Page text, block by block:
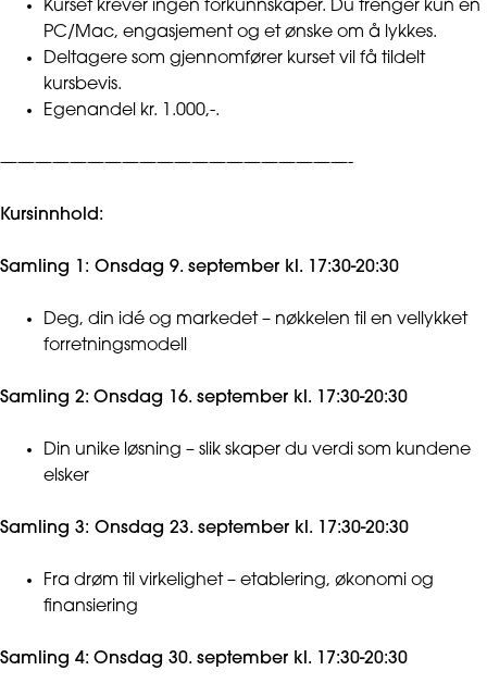
Kurset krever ingen forkunnskaper. Du trenger kun en
PC/Mac, engasjement og et ønske om å lykkes.
Deltagere som gjennomfører kurset vil få tildelt
kursbevis.
Egenandel kr. 1.000,-.
————————————————————-
Kursinnhold:
Samling 1: Onsdag 9. september kl. 17:30-20:30
Deg, din idé og markedet – nøkkelen til en vellykket
forretningsmodell
Samling 2: Onsdag 16. september kl. 17:30-20:30
Din unike løsning – slik skaper du verdi som kundene
elsker
Samling 3: Onsdag 23. september kl. 17:30-20:30
Fra drøm til virkelighet – etablering, økonomi og
finansiering
Samling 4: Onsdag 30. september kl. 17:30-20:30